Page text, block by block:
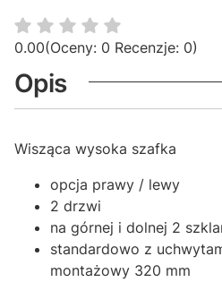
0.00(Oceny: 0 Recenzje: 0)
Opis
Wisząca wysoka szafka
opcja prawy / lewy
2 drzwi
na górnej i dolnej 2
standardowo z
montażowy 320 mm